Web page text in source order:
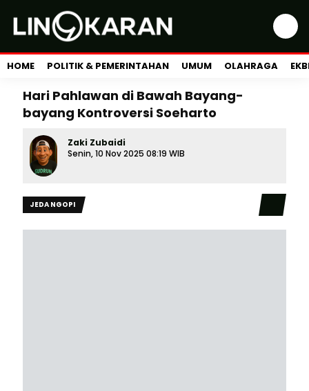
HOME POLITIK & PEMERINTAHAN UMUM OLAHRAGA
Hari Pahlawan di Bawah Bayang-
bayang Kontroversi Soeharto
Zaki Zubaidi
Senin, 10 Nov 2025 08:19 WIB
JEDA NGOPI